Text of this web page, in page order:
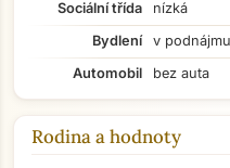
Sociální třída
nízká
Bydlení
v podnájmu
Automobil
bez auta
Rodina a hodnoty